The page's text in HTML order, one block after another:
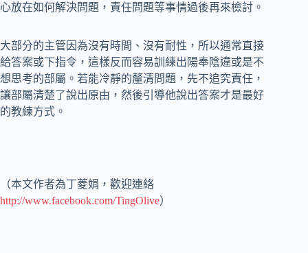
心放在如何解決問題，責任問題等事情過後再來檢討。
大部分的主管因為沒有時間、沒有耐性，所以通常直接
給答案或下指令，這樣反而容易訓練出陽奉陰違或是不
想思考的部屬。若能冷靜的釐清問題，先不追究責任，
讓部屬清楚了說出原由，然後引導他說出答案才是最好
的教練方式。
（本文作者為丁菱娟，歡迎連絡
http://www.facebook.com/TingOlive）